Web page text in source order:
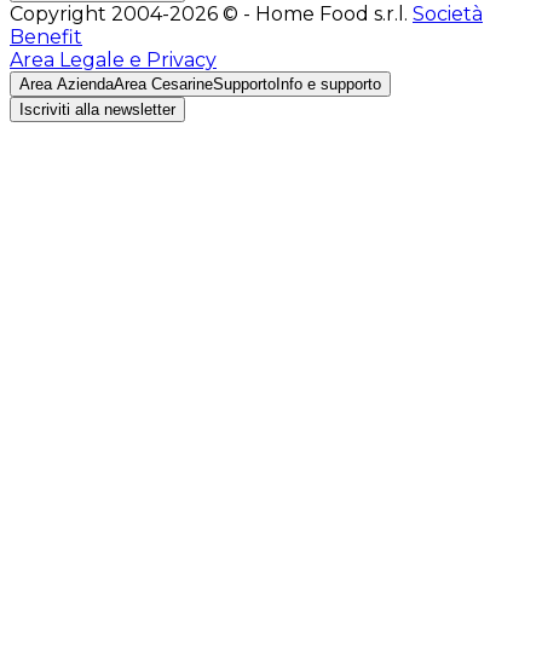
Copyright 2004-2026 © - Home Food s.r.l. Società
Benefit
Area Legale e Privacy
Area AziendaArea CesarineSupporto Info e supporto
Iscriviti alla newsletter